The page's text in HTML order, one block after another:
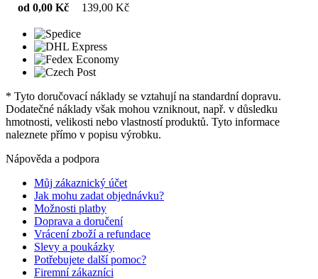
od 0,00 Kč
139,00 Kč
* Tyto doručovací náklady se vztahují na standardní dopravu.
Dodatečné náklady však mohou vzniknout, např. v důsledku
hmotnosti, velikosti nebo vlastností produktů. Tyto informace
naleznete přímo v popisu výrobku.
Nápověda a podpora
Můj zákaznický účet
Jak mohu zadat objednávku?
Možnosti platby
Doprava a doručení
Vrácení zboží a refundace
Slevy a poukázky
Potřebujete další pomoc?
Firemní zákazníci